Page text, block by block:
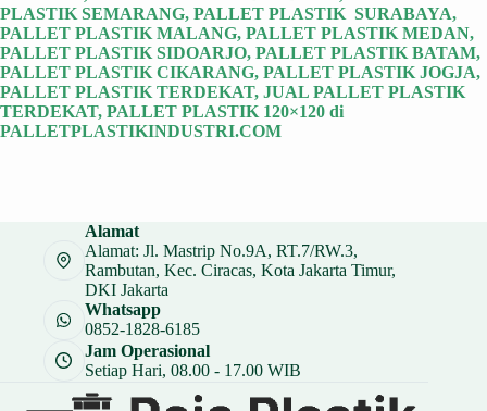
PLASTIK SEMARANG, PALLET PLASTIK SURABAYA,
PALLET PLASTIK MALANG, PALLET PLASTIK MEDAN,
PALLET PLASTIK SIDOARJO, PALLET PLASTIK BATAM,
PALLET PLASTIK CIKARANG, PALLET PLASTIK JOGJA,
PALLET PLASTIK TERDEKAT, JUAL PALLET PLASTIK
TERDEKAT, PALLET PLASTIK 120×120 di
PALLETPLASTIKINDUSTRI.COM
Alamat
Alamat: Jl. Mastrip No.9A, RT.7/RW.3,
Rambutan, Kec. Ciracas, Kota Jakarta Timur,
DKI Jakarta
Whatsapp
0852-1828-6185
Jam Operasional
Setiap Hari, 08.00 - 17.00 WIB